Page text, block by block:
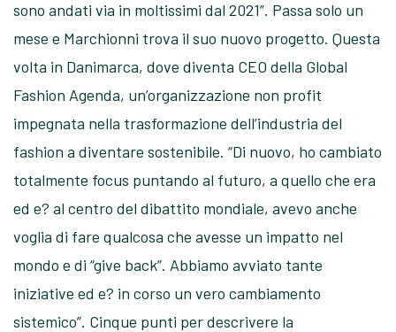
sono andati via in moltissimi dal 2021”. Passa solo un
mese e Marchionni trova il suo nuovo progetto. Questa
volta in Danimarca, dove diventa CEO della Global
Fashion Agenda, un’organizzazione non profit
impegnata nella trasformazione dell’industria del
fashion a diventare sostenibile. “Di nuovo, ho cambiato
totalmente focus puntando al futuro, a quello che era
ed e? al centro del dibattito mondiale, avevo anche
voglia di fare qualcosa che avesse un impatto nel
mondo e di “give back”. Abbiamo avviato tante
iniziative ed e? in corso un vero cambiamento
sistemico”. Cinque punti per descrivere la